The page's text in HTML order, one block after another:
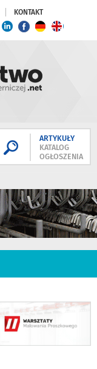
KONTAKT
ARTYKUŁY
KATALOG
OGŁOSZENIA